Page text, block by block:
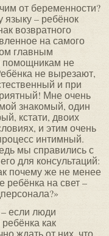
от беременности?
языку – ребёнок
возвратного
на самого
главным
не
не вырезают,
и при
Мне очень
знакомый, один
кстати, двоих
и этим очень
интимный.
мы справились с
для консультаций:
почему же не менее
ребёнка на свет –
если люди
как
ждать от них, что